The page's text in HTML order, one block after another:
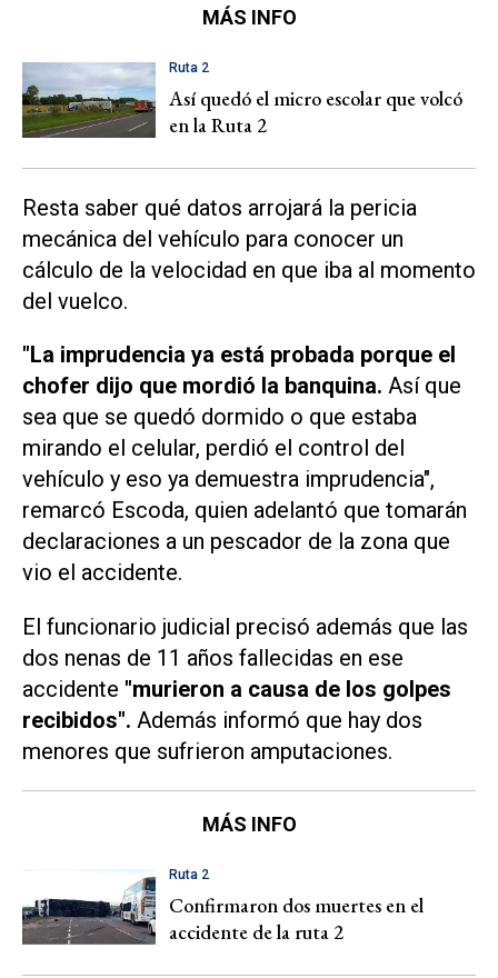
MÁS INFO
Ruta 2
Así quedó el micro escolar que volcó
en la Ruta 2
Resta saber qué datos arrojará la pericia
mecánica del vehículo para conocer un
cálculo de la velocidad en que iba al momento
del vuelco.
"La imprudencia ya está probada porque el
chofer dijo que mordió la banquina. Así que
sea que se quedó dormido o que estaba
mirando el celular, perdió el control del
vehículo y eso ya demuestra imprudencia",
remarcó Escoda, quien adelantó que tomarán
declaraciones a un pescador de la zona que
vio el accidente.
El funcionario judicial precisó además que las
dos nenas de 11 años fallecidas en ese
accidente "murieron a causa de los golpes
recibidos". Además informó que hay dos
menores que sufrieron amputaciones.
MÁS INFO
Ruta 2
Confirmaron dos muertes en el
accidente de la ruta 2